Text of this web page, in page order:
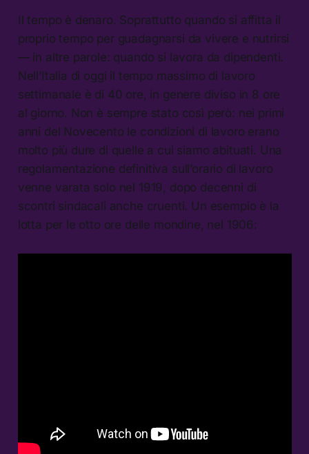
Il tempo è denaro. Soprattutto quando si affitta il
proprio tempo per guadagnarsi da vivere e nutrirsi
— in altre parole: quando si lavora da dipendenti.
Nell’Italia di oggi il tempo massimo di lavoro
settimanale è di 40 ore, in genere diviso in 8 ore
al giorno. Non è sempre stato così però: nei primi
anni del Novecento le condizioni di lavoro erano
molto più dure di quelle a cui siamo abituati. Una
regolamentazione definitiva sull’orario di lavoro
venne varata solo nel 1919, dopo decenni di
scontri sindacali anche cruenti. Un esempio è la
lotta per le otto ore delle mondine, nel 1906: